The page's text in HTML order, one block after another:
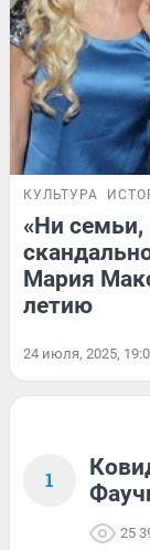
КУЛЬТУРА
«Ни семьи,
Мария
летию
24 июля, 2025,
1
25